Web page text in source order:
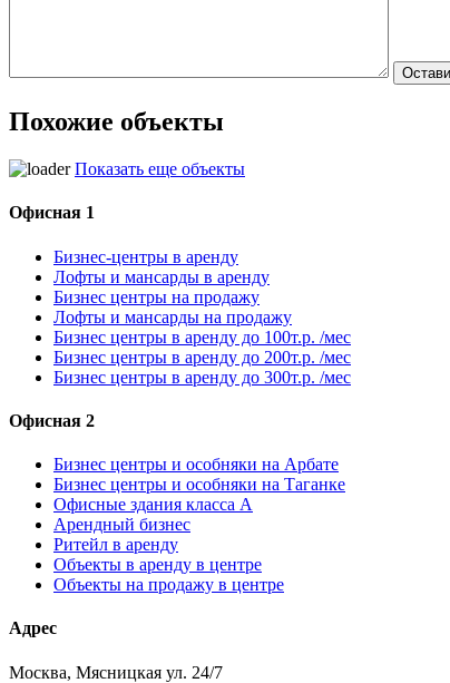
Похожие объекты
Показать еще объекты
Офисная 1
Бизнес-центры в аренду
Лофты и мансарды в аренду
Бизнес центры на продажу
Лофты и мансарды на продажу
Бизнес центры в аренду до 100т.р. /мес
Бизнес центры в аренду до 200т.р. /мес
Бизнес центры в аренду до 300т.р. /мес
Офисная 2
Бизнес центры и особняки на Арбате
Бизнес центры и особняки на Таганке
Офисные здания класса А
Арендный бизнес
Ритейл в аренду
Объекты в аренду в центре
Объекты на продажу в центре
Адрес
Москва, Мясницкая ул. 24/7